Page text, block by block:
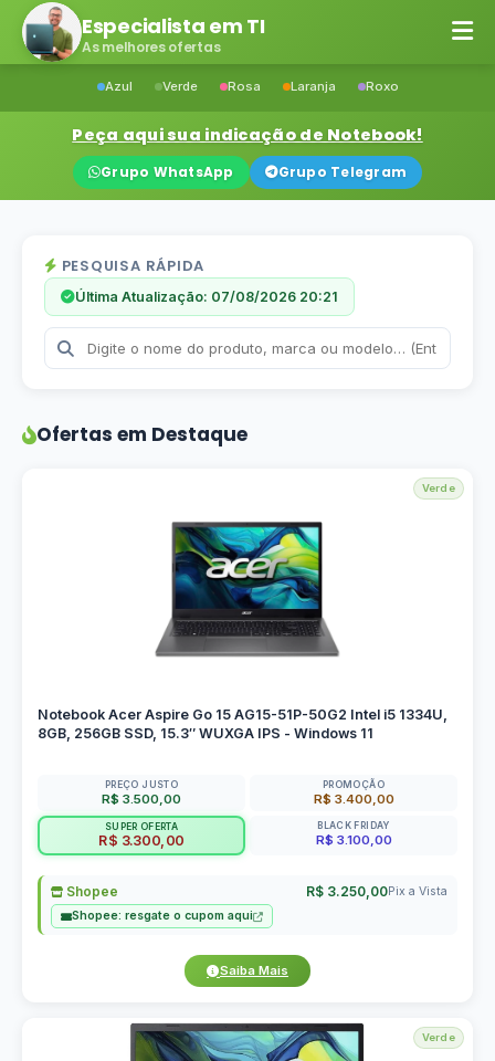
Especialista em TI
As melhores ofertas
Azul Verde Rosa Laranja Roxo
Peça aqui sua indicação de Notebook!
Grupo WhatsApp Grupo Telegram
PESQUISA RÁPIDA
Última Atualização: 07/08/2026 20:21
Ofertas em Destaque
Verde
Notebook Acer Aspire Go 15 AG15-51P-50G2 Intel i5 1334U,
8GB, 256GB SSD, 15.3″ WUXGA IPS - Windows 11
PREÇO JUSTO
R$ 3.500,00
PROMOÇÃO
R$ 3.400,00
SUPER OFERTA
R$ 3.300,00
BLACK FRIDAY
R$ 3.100,00
Shopee R$ 3.250,00Pix a Vista
Shopee: resgate o cupom aqui
Saiba Mais
Verde